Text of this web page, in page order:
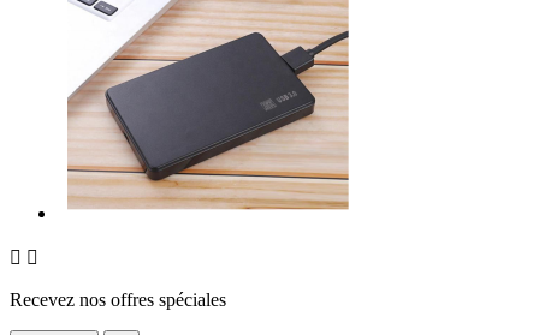
 
Recevez nos offres spéciales